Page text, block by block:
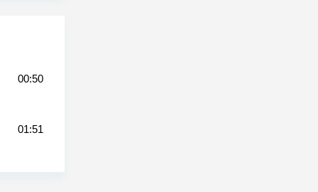
00:50
01:51